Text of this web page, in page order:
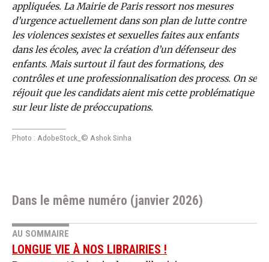
appliquées. La Mairie de Paris ressort nos mesures
d’urgence actuellement dans son plan de lutte contre
les violences sexistes et sexuelles faites aux enfants
dans les écoles, avec la création d’un défenseur des
enfants. Mais surtout il faut des formations, des
contrôles et une professionnalisation des process. On se
réjouit que les candidats aient mis cette problématique
sur leur liste de préoccupations.
Photo : AdobeStock_© Ashok Sinha
Dans le même numéro (janvier 2026)
AU SOMMAIRE
LONGUE VIE À NOS LIBRAIRIES !